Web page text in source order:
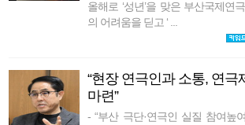
올해로 ‘성년’을 맞은 부산국제연
의 어려움을 딛고 ‘ ...
“현장 연극인과 소통, 연극
마련”
- “부산 극단·연극인 실질 참여높